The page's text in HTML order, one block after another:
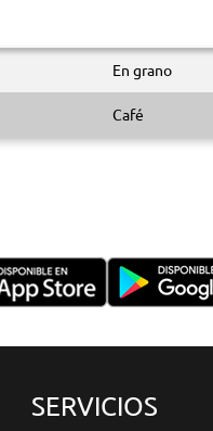
En grano
Café
SERVICIOS